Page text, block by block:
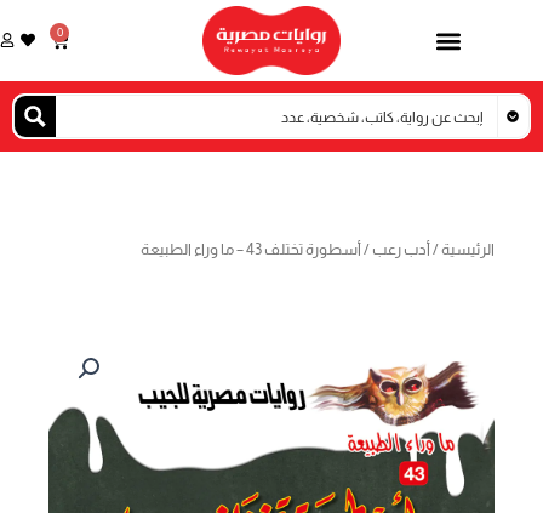
0
Cart
الرئيسية/أدب رعب / أسطورة تختلف 43 – ما وراء الطبيعة